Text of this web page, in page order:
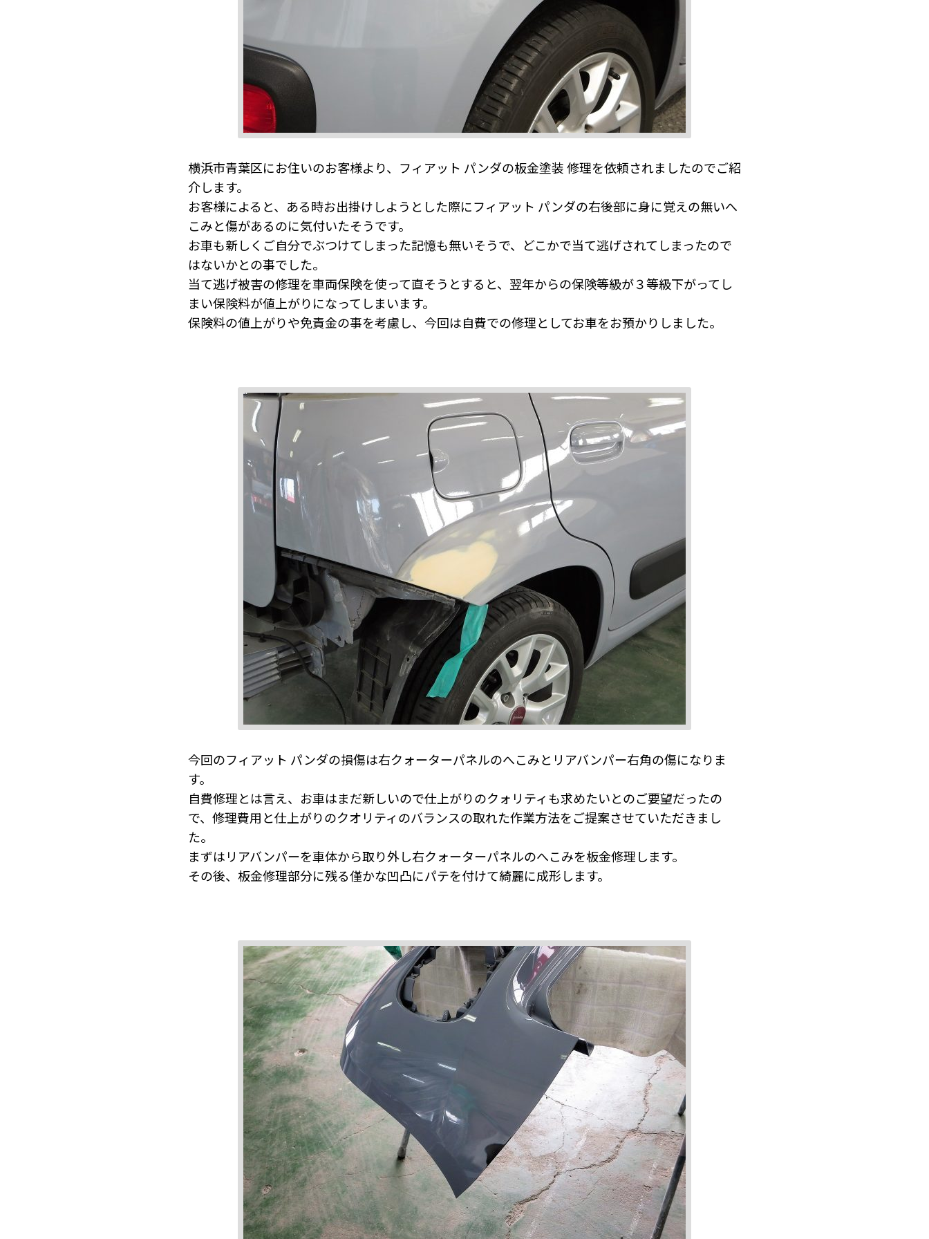
横浜市青葉区にお住いのお客様より、フィアット パンダの板金塗装 修理を依頼されましたのでご紹
介します。
お客様によると、ある時お出掛けしようとした際にフィアット パンダの右後部に身に覚えの無いへ
こみと傷があるのに気付いたそうです。
お車も新しくご自分でぶつけてしまった記憶も無いそうで、どこかで当て逃げされてしまったので
はないかとの事でした。
当て逃げ被害の修理を車両保険を使って直そうとすると、翌年からの保険等級が３等級下がってし
まい保険料が値上がりになってしまいます。
保険料の値上がりや免責金の事を考慮し、今回は自費での修理としてお車をお預かりしました。
今回のフィアット パンダの損傷は右クォーターパネルのへこみとリアバンパー右角の傷になりま
す。
自費修理とは言え、お車はまだ新しいので仕上がりのクォリティも求めたいとのご要望だったの
で、修理費用と仕上がりのクオリティのバランスの取れた作業方法をご提案させていただきまし
た。
まずはリアバンパーを車体から取り外し右クォーターパネルのへこみを板金修理します。
その後、板金修理部分に残る僅かな凹凸にパテを付けて綺麗に成形します。